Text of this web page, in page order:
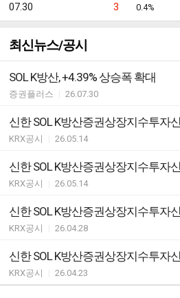
07.30 3 0.4%
최신뉴스/공시
SOL K방산, +4.39% 상승폭 확대
증권플러스 26.07.30
KRX공시 26.05.14
KRX공시 26.05.14
KRX공시 26.04.28
KRX공시 26.04.23